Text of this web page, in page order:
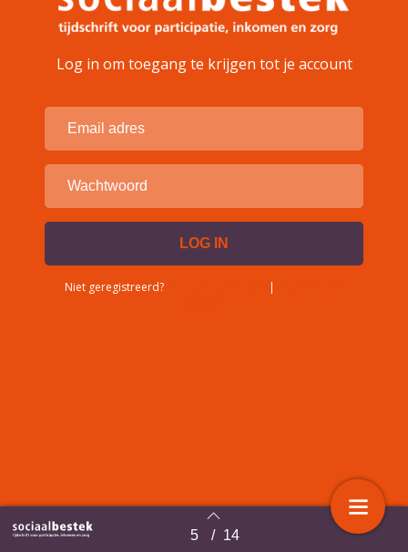
Terug naar overzicht 5 / 14
Log in om toegang te krijgen tot je account
Niet geregistreerd? |